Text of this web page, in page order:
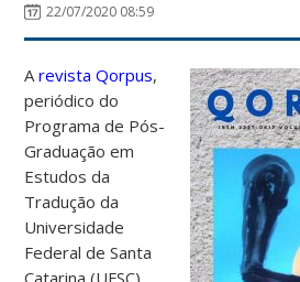
22/07/2020 08:59
Arevista Qorpus,
periódico do
Programa de Pós-
Graduação em
Estudos da
Tradução da
Universidade
Federal de Santa
Catarina (UFSC),